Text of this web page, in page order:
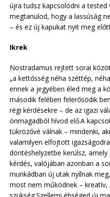
újra tudsz kapcsolódni a tested
megtanulod, hogy a lassúság
– és ez új kapukat nyit meg
Ikrek
Nostradamus rejtett sorai
„a kettősség néha széttép,
ennek a jegyében éled meg a
második felében felerősödik
régi kérdésekre – de az igazi
önmagadból hívod elő.A
tükrözővé válnak – mindenki,
valamilyen elfojtott
döntéshelyzetbe kerülsz,
kérdés, valójában azonban a
munkádban új utak nyílnak
most nem működnek –